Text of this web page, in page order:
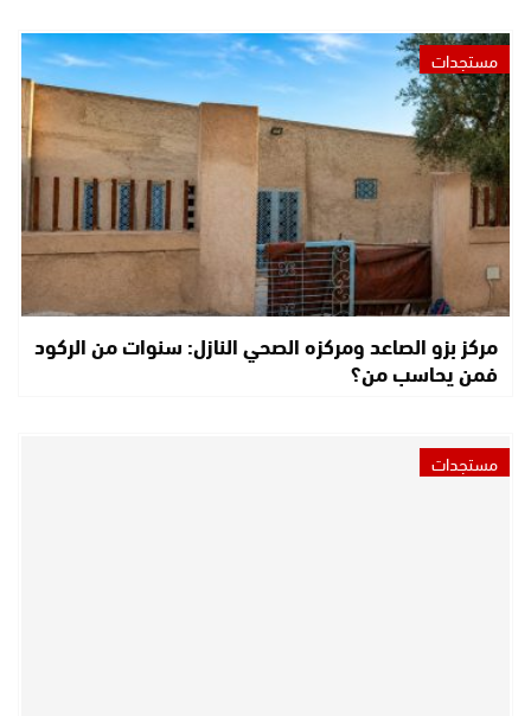
مستجدات
مركز بزو الصاعد ومركزه الصحي النازل: سنوات من الركود
فمن يحاسب من؟
مستجدات